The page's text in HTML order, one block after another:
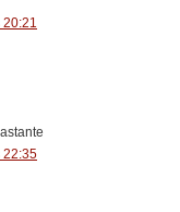
22:35